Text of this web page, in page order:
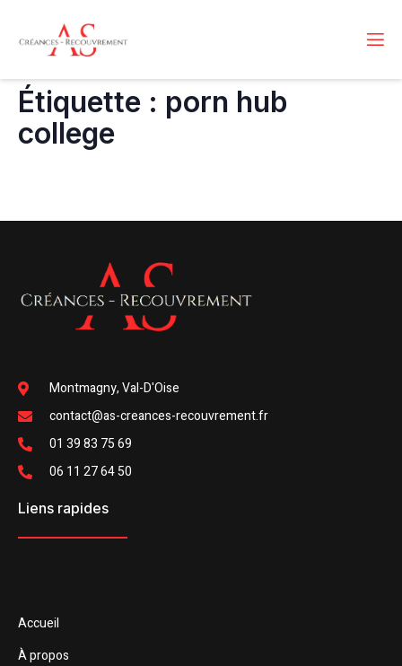
Étiquette : porn hub
college
Montmagny, Val-D'Oise
contact@as-creances-recouvrement.fr
01 39 83 75 69
06 11 27 64 50
Liens rapides
Accueil
À propos